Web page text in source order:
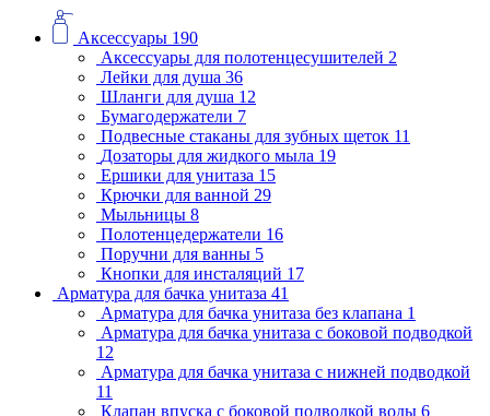
Аксессуары 190
Аксессуары для полотенцесушителей 2
Лейки для душа 36
Шланги для душа 12
Бумагодержатели 7
Подвесные стаканы для зубных щеток 11
Дозаторы для жидкого мыла 19
Ершики для унитаза 15
Крючки для ванной 29
Мыльницы 8
Полотенцедержатели 16
Поручни для ванны 5
Кнопки для инсталяций 17
Арматура для бачка унитаза 41
Арматура для бачка унитаза без клапана 1
Арматура для бачка унитаза с боковой подводкой
12
Арматура для бачка унитаза с нижней подводкой
11
Клапан впуска с боковой подводкой воды 6